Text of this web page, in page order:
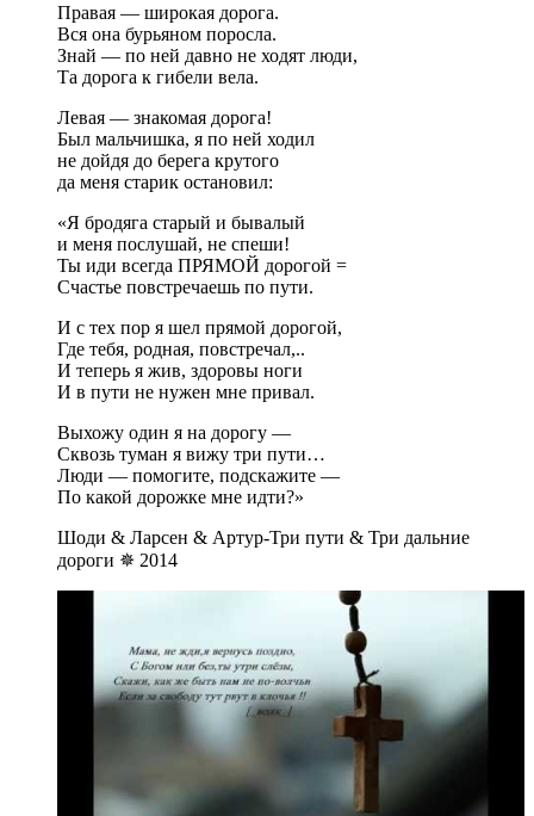
Правая — широкая дорога.
Вся она бурьяном поросла.
Знай — по ней давно не ходят люди,
Та дорога к гибели вела.
Левая — знакомая дорога!
Был мальчишка, я по ней ходил
не дойдя до берега крутого
да меня старик остановил:
«Я бродяга старый и бывалый
и меня послушай, не спеши!
Ты иди всегда ПРЯМОЙ дорогой =
Счастье повстречаешь по пути.
И с тех пор я шел прямой дорогой,
Где тебя, родная, повстречал,..
И теперь я жив, здоровы ноги
И в пути не нужен мне привал.
Выхожу один я на дорогу —
Cквозь туман я вижу три пути…
Люди — помогите, подскажите —
По какой дорожке мне идти?»
Шоди & Ларсен & Артур-Три пути & Три дальние
дороги ✵ 2014